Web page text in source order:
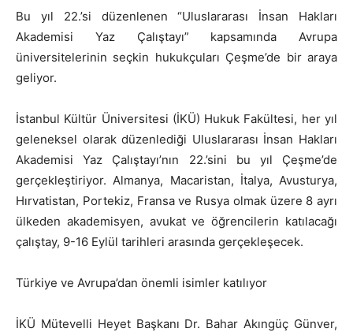
Bu yıl 22.’si düzenlenen “Uluslararası İnsan Hakları
Akademisi Yaz Çalıştayı” kapsamında Avrupa
üniversitelerinin seçkin hukukçuları Çeşme’de bir araya
geliyor.
İstanbul Kültür Üniversitesi (İKÜ) Hukuk Fakültesi, her yıl
geleneksel olarak düzenlediği Uluslararası İnsan Hakları
Akademisi Yaz Çalıştayı’nın 22.’sini bu yıl Çeşme’de
gerçekleştiriyor. Almanya, Macaristan, İtalya, Avusturya,
Hırvatistan, Portekiz, Fransa ve Rusya olmak üzere 8 ayrı
ülkeden akademisyen, avukat ve öğrencilerin katılacağı
çalıştay, 9-16 Eylül tarihleri arasında gerçekleşecek.
Türkiye ve Avrupa’dan önemli isimler katılıyor
İKÜ Mütevelli Heyet Başkanı Dr. Bahar Akıngüç Günver,